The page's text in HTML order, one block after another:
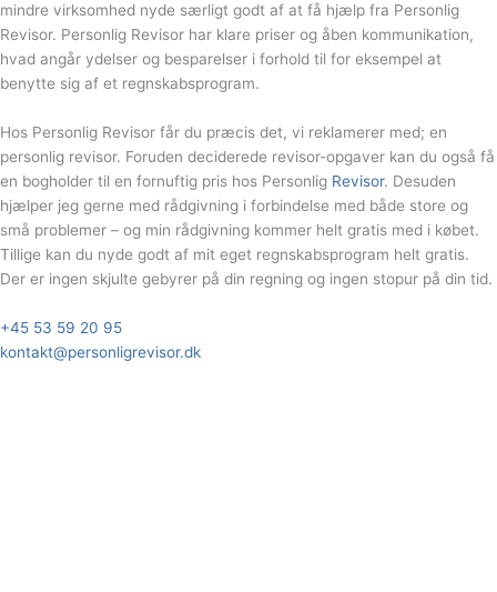
mindre virksomhed nyde særligt godt af at få hjælp fra Personlig
Revisor. Personlig Revisor har klare priser og åben kommunikation,
hvad angår ydelser og besparelser i forhold til for eksempel at
benytte sig af et regnskabsprogram.
Hos Personlig Revisor får du præcis det, vi reklamerer med; en
personlig revisor. Foruden deciderede revisor-opgaver kan du også få
en bogholder til en fornuftig pris hos Personlig Revisor. Desuden
hjælper jeg gerne med rådgivning i forbindelse med både store og
små problemer – og min rådgivning kommer helt gratis med i købet.
Tillige kan du nyde godt af mit eget regnskabsprogram helt gratis.
Der er ingen skjulte gebyrer på din regning og ingen stopur på din tid.
+45 53 59 20 95
kontakt@personligrevisor.dk